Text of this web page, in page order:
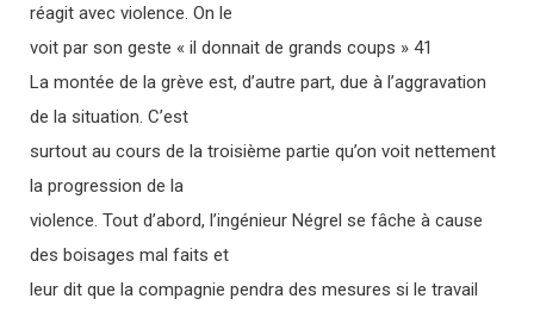
réagit avec violence. On le
voit par son geste « il donnait de grands coups » 41
La montée de la grève est, d’autre part, due à l’aggravation
de la situation. C’est
surtout au cours de la troisième partie qu’on voit nettement
la progression de la
violence. Tout d’abord, l’ingénieur Négrel se fâche à cause
des boisages mal faits et
leur dit que la compagnie pendra des mesures si le travail